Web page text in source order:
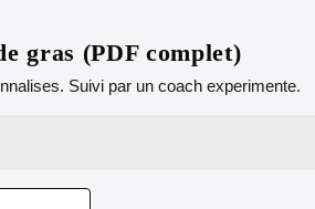
gras (PDF complet)
Suivi par un coach experimente.